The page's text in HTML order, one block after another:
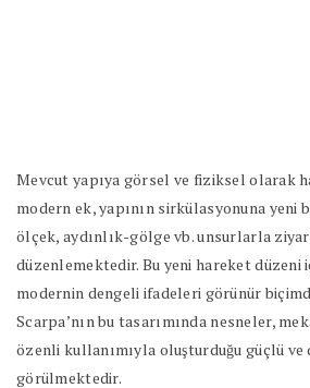
Mevcut yapıya görsel ve fiziksel olarak
modern ek, yapının sirkülasyonuna yeni
ölçek, aydınlık-gölge vb. unsurlarla
düzenlemektedir. Bu yeni hareket düzeni
modernin dengeli ifadeleri görünür
Scarpa’nın bu tasarımında nesneler,
özenli kullanımıyla oluşturduğu güçlü ve
görülmektedir.